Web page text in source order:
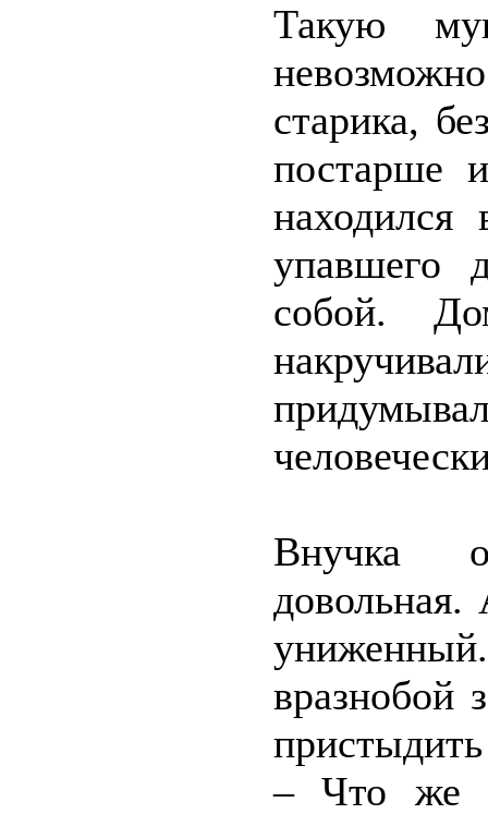
Такую
старика,
постарше
упавшего
собой.
Внучка
вразнобой
– Что же